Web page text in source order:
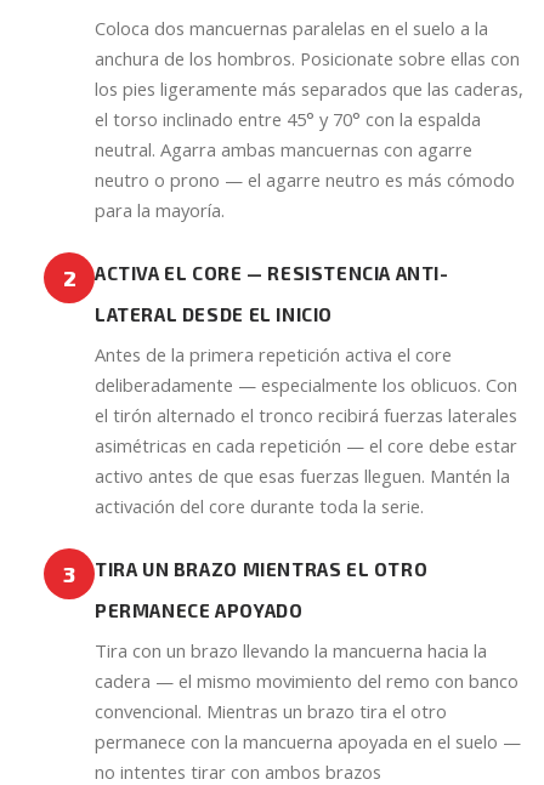
Coloca dos mancuernas paralelas en el suelo a la
anchura de los hombros. Posicionate sobre ellas con
los pies ligeramente más separados que las caderas,
el torso inclinado entre 45° y 70° con la espalda
neutral. Agarra ambas mancuernas con agarre
neutro o prono — el agarre neutro es más cómodo
para la mayoría.
2
ACTIVA EL CORE — RESISTENCIA ANTI-
LATERAL DESDE EL INICIO
Antes de la primera repetición activa el core
deliberadamente — especialmente los oblicuos. Con
el tirón alternado el tronco recibirá fuerzas laterales
asimétricas en cada repetición — el core debe estar
activo antes de que esas fuerzas lleguen. Mantén la
activación del core durante toda la serie.
3
TIRA UN BRAZO MIENTRAS EL OTRO
PERMANECE APOYADO
Tira con un brazo llevando la mancuerna hacia la
cadera — el mismo movimiento del remo con banco
convencional. Mientras un brazo tira el otro
permanece con la mancuerna apoyada en el suelo —
no intentes tirar con ambos brazos